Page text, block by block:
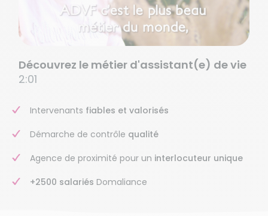
Découvrez le métier d'assistant(e) de vie
2:01
Intervenants fiables et valorisés
Démarche de contrôle qualité
Agence de proximité pour un interlocuteur unique
+2500 salariés Domaliance